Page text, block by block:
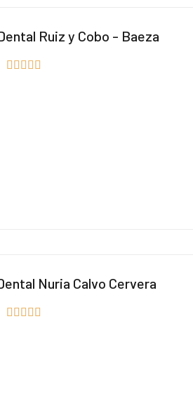
Ruiz y Cobo - Baeza
    
Nuria Calvo Cervera
    